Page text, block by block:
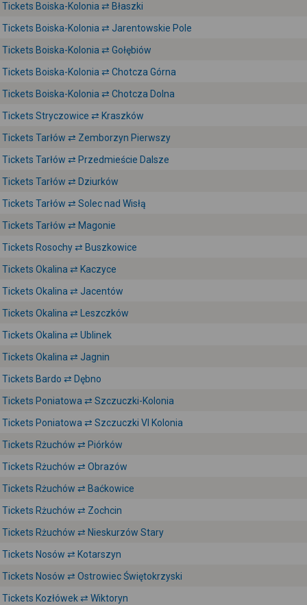
Tickets Boiska-Kolonia ⇄ Błaszki
Tickets Boiska-Kolonia ⇄ Jarentowskie Pole
Tickets Boiska-Kolonia ⇄ Gołębiów
Tickets Boiska-Kolonia ⇄ Chotcza Górna
Tickets Boiska-Kolonia ⇄ Chotcza Dolna
Tickets Stryczowice ⇄ Kraszków
Tickets Tarłów ⇄ Zemborzyn Pierwszy
Tickets Tarłów ⇄ Przedmieście Dalsze
Tickets Tarłów ⇄ Dziurków
Tickets Tarłów ⇄ Solec nad Wisłą
Tickets Tarłów ⇄ Magonie
Tickets Rosochy ⇄ Buszkowice
Tickets Okalina ⇄ Kaczyce
Tickets Okalina ⇄ Jacentów
Tickets Okalina ⇄ Leszczków
Tickets Okalina ⇄ Ublinek
Tickets Okalina ⇄ Jagnin
Tickets Bardo ⇄ Dębno
Tickets Poniatowa ⇄ Szczuczki-Kolonia
Tickets Poniatowa ⇄ Szczuczki VI Kolonia
Tickets Rżuchów ⇄ Piórków
Tickets Rżuchów ⇄ Obrazów
Tickets Rżuchów ⇄ Baćkowice
Tickets Rżuchów ⇄ Zochcin
Tickets Rżuchów ⇄ Nieskurzów Stary
Tickets Nosów ⇄ Kotarszyn
Tickets Nosów ⇄ Ostrowiec Świętokrzyski
Tickets Kozłówek ⇄ Wiktoryn